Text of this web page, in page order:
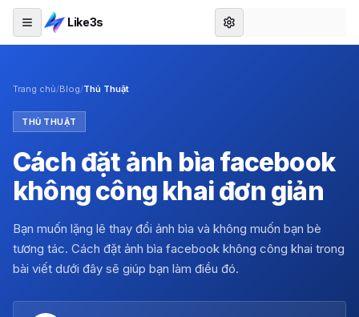
Like3s
Trang chủ/Blog/Thủ Thuật
THỦ THUẬT
Cách đặt ảnh bìa facebook
không công khai đơn giản
Bạn muốn lặng lẽ thay đổi ảnh bìa và không muốn bạn bè
tương tác. Cách đặt ảnh bìa facebook không công khai trong
bài viết dưới đây sẽ giúp bạn làm điều đó.